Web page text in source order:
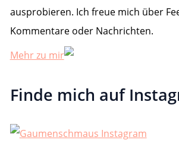
ausprobieren. Ich freue mich über
Kommentare oder Nachrichten.
Mehr zu mir
Finde mich auf